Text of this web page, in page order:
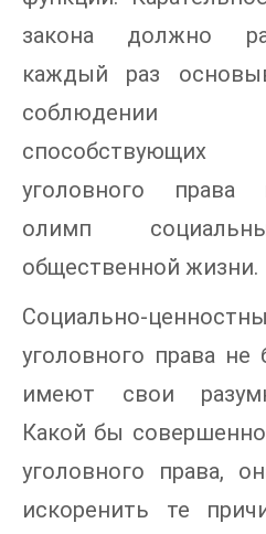
закона должно
каждый раз
соблюдении
уголовного права
олимп
общественной жизни.
Социально-
уголовного права
имеют свои
Какой бы
уголовного права,
искоренить те